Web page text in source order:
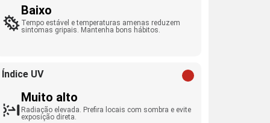
Baixo
Tempo estável e temperaturas amenas reduzem
sintomas gripais. Mantenha bons hábitos.
Índice UV
Muito alto
Radiação elevada. Prefira locais com sombra e evite
exposição direta.